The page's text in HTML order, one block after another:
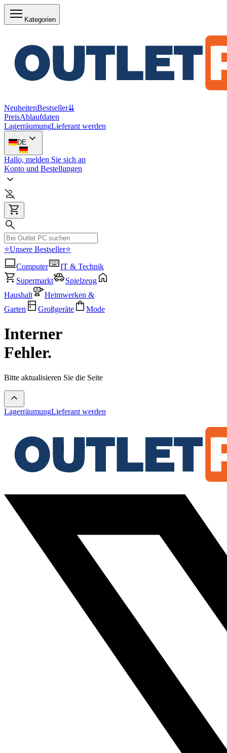
Kategorien
NeuheitenBestseller⇊
PreisAblaufdaten
LagerräumungLieferant werden
DE
Hallo, melden Sie sich an
Konto und Bestellungen
⭐Unsere Bestseller⭐
Computer
IT & Technik
Supermarkt
Spielzeug
Haushalt
Heimwerken &
Garten
Großgeräte Mode
Interner
Fehler.
Bitte aktualisieren Sie die Seite
LagerräumungLieferant werden